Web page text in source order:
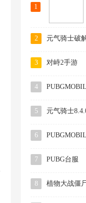
1
2 元气骑士破
3 对峙2手游
4
5 元气骑士
6
7 PUBG台服
8 植物大战僵